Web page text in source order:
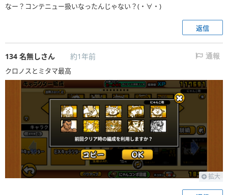
なー？コンテニュー扱いなったんじゃない？(・∀・)
返信
134 名無しさん 約1年前 通報
クロノスとミタマ最高
拡大